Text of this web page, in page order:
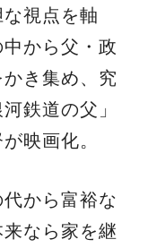
視点を軸
から父・政
き集め、究
鉄道の父」
映画化。
から富裕な
なら家を継